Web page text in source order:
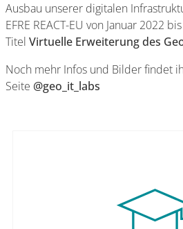
Ausbau unserer digitalen
EFRE REACT-EU von Januar 2022
Titel Virtuelle Erweiterung des
Noch mehr Infos und Bilder findet
Seite @geo_it_labs